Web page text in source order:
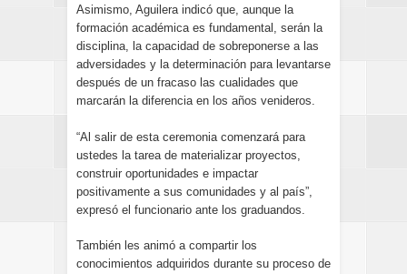
Asimismo, Aguilera indicó que, aunque la
formación académica es fundamental, serán la
disciplina, la capacidad de sobreponerse a las
adversidades y la determinación para levantarse
después de un fracaso las cualidades que
marcarán la diferencia en los años venideros.
“Al salir de esta ceremonia comenzará para
ustedes la tarea de materializar proyectos,
construir oportunidades e impactar
positivamente a sus comunidades y al país”,
expresó el funcionario ante los graduandos.
También les animó a compartir los
conocimientos adquiridos durante su proceso de